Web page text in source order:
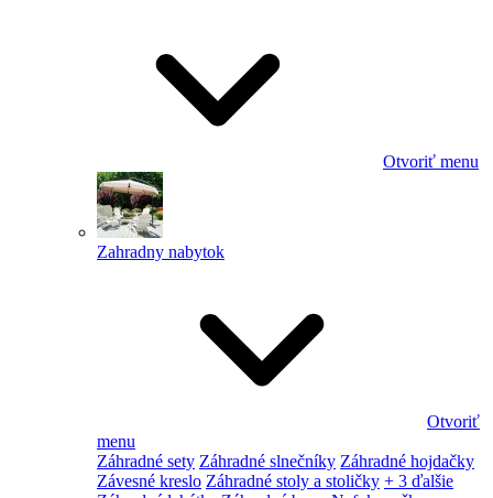
Otvoriť menu
Zahradny nabytok
Otvoriť
menu
Záhradné sety Záhradné slnečníky Záhradné hojdačky
Závesné kreslo Záhradné stoly a stoličky + 3 ďalšie